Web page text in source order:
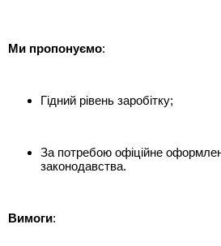
Ми пропонуємо:
Гідний рівень заробітку;
За потребою офіційне
законодавства.
Вимоги: